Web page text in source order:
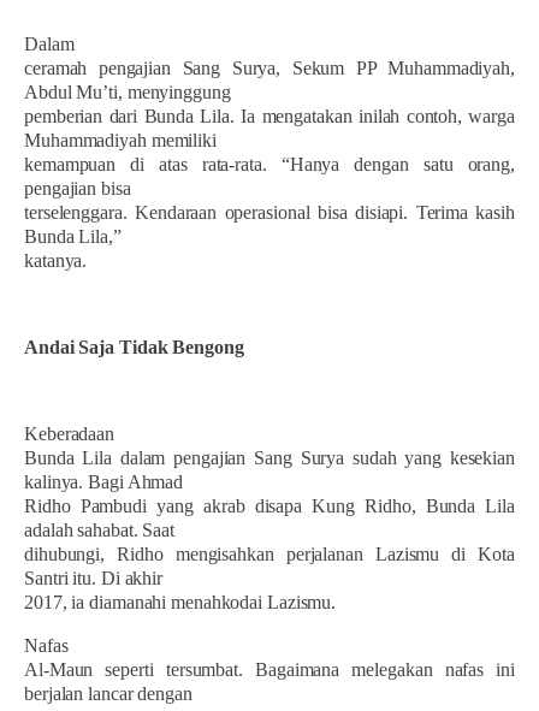
Dalam
ceramah pengajian Sang Surya, Sekum PP Muhammadiyah,
Abdul Mu’ti, menyinggung
pemberian dari Bunda Lila. Ia mengatakan inilah contoh, warga
Muhammadiyah memiliki
kemampuan di atas rata-rata. “Hanya dengan satu orang,
pengajian bisa
terselenggara. Kendaraan operasional bisa disiapi. Terima kasih
Bunda Lila,”
katanya.
Andai Saja Tidak Bengong
Keberadaan
Bunda Lila dalam pengajian Sang Surya sudah yang kesekian
kalinya. Bagi Ahmad
Ridho Pambudi yang akrab disapa Kung Ridho, Bunda Lila
adalah sahabat. Saat
dihubungi, Ridho mengisahkan perjalanan Lazismu di Kota
Santri itu. Di akhir
2017, ia diamanahi menahkodai Lazismu.
Nafas
Al-Maun seperti tersumbat. Bagaimana melegakan nafas ini
berjalan lancar dengan